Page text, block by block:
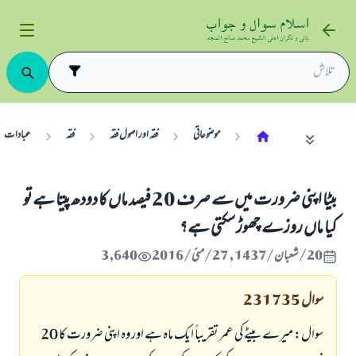
موضوعاتی فقہ اور اصول فقہ فقہ عبادات
بیٹا اپنی ضرورت میں سے صرف 20 فیصد ماں کا دودھ پیتا ہے تو
کیا ماں روزے چھوڑ سکتی ہے؟
20/شعبان/1437 , 27/مئی/2016 3,640
سوال231735
سوال: میرے بیٹے کی عمر تقریباً ایک ماہ ہے اور وہ اپنی ضرورت کا 20